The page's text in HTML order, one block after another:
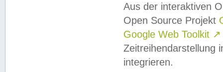
Aus der interaktiven
Open Source Projekt
Google Web Toolkit ↗
Zeitreihendarstellung
integrieren.